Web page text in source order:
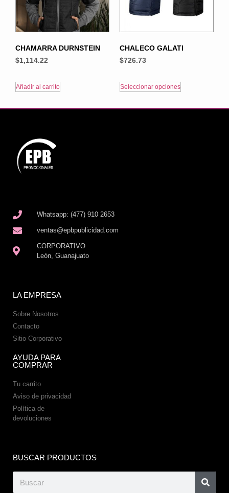
CHAMARRA DURNSTEIN
$1,114.22
Añadir al carrito
CHALECO GALATI
$726.73
Seleccionar opciones
Whatsapp: (477) 910 2653
ventas@epbpublicidad.com
CORPORATIVO
León, Guanajuato
LA EMPRESA
Sobre Nosotros
Contacto
Sitio Corporativo
AYUDA PARA
COMPRAR
Tu carrito
Aviso de privacidad
Política de
devoluciones
BUSCAR PRODUCTOS